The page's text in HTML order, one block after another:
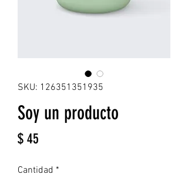
SKU: 126351351935
Soy un producto
$ 45
Cantidad *